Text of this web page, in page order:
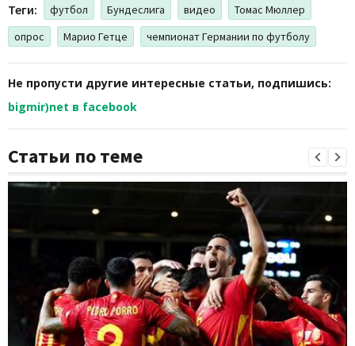
Теги: футбол Бундеслига видео
Томас Мюллер
опрос
Марио Гетце чемпионат Германии по футболу
Не пропусти другие интересные статьи, подпишись:
bigmir)net в facebook
Статьи по теме